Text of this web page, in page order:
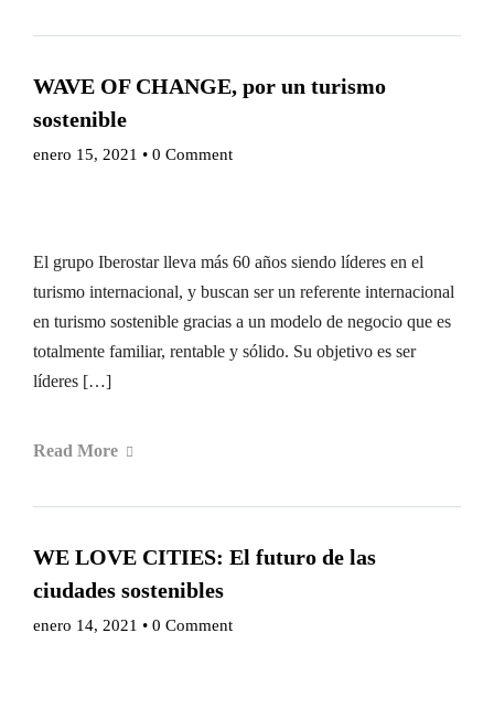
WAVE OF CHANGE, por un turismo
sostenible
enero 15, 2021 • 0 Comment
El grupo Iberostar lleva más 60 años siendo líderes en el
turismo internacional, y buscan ser un referente internacional
en turismo sostenible gracias a un modelo de negocio que es
totalmente familiar, rentable y sólido. Su objetivo es ser
líderes […]
Read More
WE LOVE CITIES: El futuro de las
ciudades sostenibles
enero 14, 2021 • 0 Comment